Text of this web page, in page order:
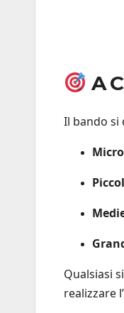
A
Il bando si
Qualsiasi
realizzare